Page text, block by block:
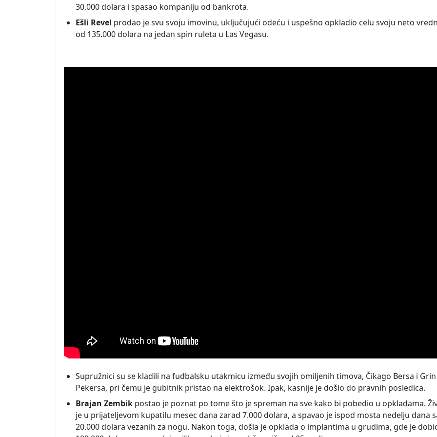
30,000 dolara i spasao kompaniju od bankrota.
Ešli Revel prodao je svu svoju imovinu, uključujući odeću i uspešno opkladio celu svoju neto
od 135.000 dolara na jedan spin ruleta u Las Vegasu.
Supružnici su se kladili na fudbalsku utakmicu između svojih omiljenih timova, Čikago Bersa i Grin
Pekersa, pri čemu je gubitnik pristao na elektrošok. Ipak, kasnije je došlo do pravnih posledica.
Brajan Zembik postao je poznat po tome što je spreman na sve kako bi pobedio u opkladama.
je u prijateljevom kupatilu mesec dana zarad 7.000 dolara, a spavao je ispod mosta nedelju dana
20.000 dolara vezanih za nogu. Nakon toga, došla je opklada o implantima u grudima, gde je